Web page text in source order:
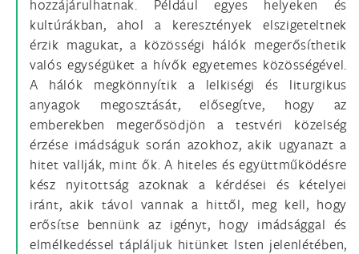
hozzájárulhatnak. Például egyes helyeken és
kultúrákban, ahol a keresztények elszigeteltnek
érzik magukat, a közösségi hálók megerősíthetik
valós egységüket a hívők egyetemes közösségével.
A hálók megkönnyítik a lelkiségi és liturgikus
anyagok megosztását, elősegítve, hogy az
emberekben megerősödjön a testvéri közelség
érzése imádságuk során azokhoz, akik ugyanazt a
hitet vallják, mint ők. A hiteles és együttműködésre
kész nyitottság azoknak a kérdései és kételyei
iránt, akik távol vannak a hittől, meg kell, hogy
erősítse bennünk az igényt, hogy imádsággal és
elmélkedéssel tápláljuk hitünket Isten jelenlétében,